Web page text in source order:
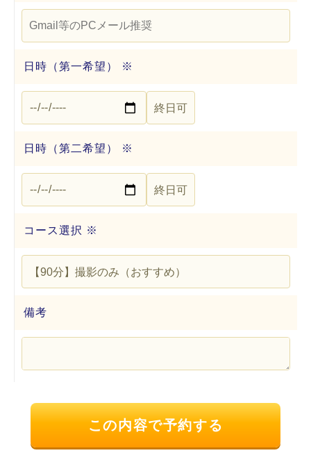
日時（第一希望） ※
日時（第二希望） ※
コース選択 ※
備考
この内容で予約する